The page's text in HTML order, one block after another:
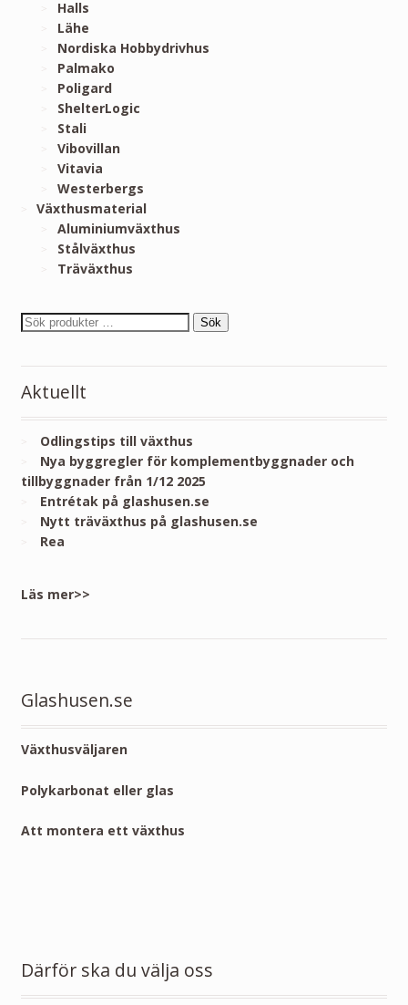
Halls
Lähe
Nordiska Hobbydrivhus
Palmako
Poligard
ShelterLogic
Stali
Vibovillan
Vitavia
Westerbergs
Växthusmaterial
Aluminiumväxthus
Stålväxthus
Träväxthus
Sök
Aktuellt
Odlingstips till växthus
Nya byggregler för komplementbyggnader och
tillbyggnader från 1/12 2025
Entrétak på glashusen.se
Nytt träväxthus på glashusen.se
Rea
Läs mer>>
Glashusen.se
Växthusväljaren
Polykarbonat eller glas
Att montera ett växthus
Därför ska du välja oss